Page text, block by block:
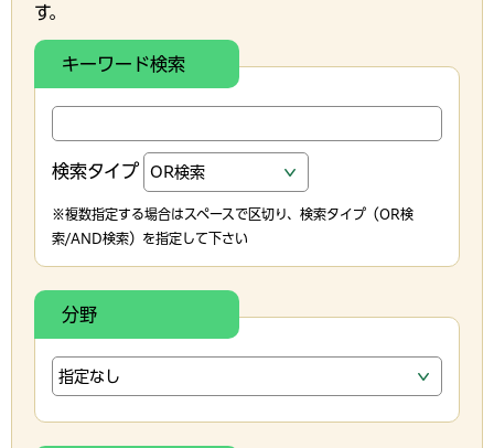
す。
キーワード検索
検索タイプ
※複数指定する場合はスペースで区切り、検索タイプ（OR検
索/AND検索）を指定して下さい
分野